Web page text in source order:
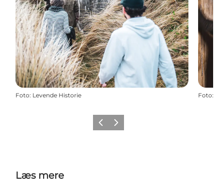
Foto: Levende Historie Foto:
ForrigeNæste
Læs mere